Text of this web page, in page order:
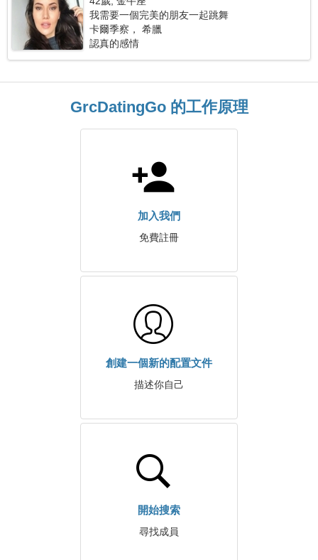
我需要一個完美的朋友一起跳舞
卡爾季察， 希臘
認真的感情
GrcDatingGo 的工作原理
加入我們
免費註冊
創建一個新的配置文件
描述你自己
開始搜索
尋找成員